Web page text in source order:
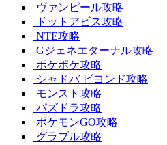
ヴァンピール攻略
ドットアビス攻略
NTE攻略
Gジェネエターナル攻略
ポケポケ攻略
シャドバ ビヨンド攻略
モンスト攻略
パズドラ攻略
ポケモンGO攻略
グラブル攻略